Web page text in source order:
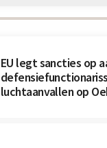
EU legt sancties op
luchtaanvallen op